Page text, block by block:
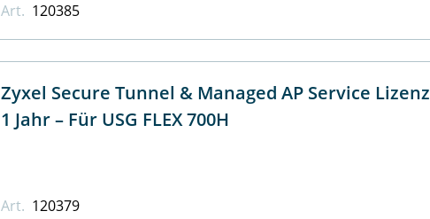
Art. 120385
Zyxel Secure Tunnel & Managed AP Service Lizenz
1 Jahr – Für USG FLEX 700H
Art. 120379